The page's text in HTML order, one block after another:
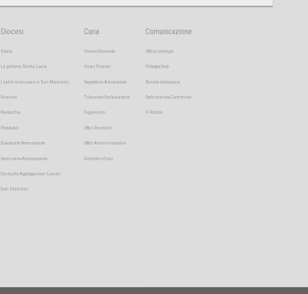
Diocesi
Storia
La patrona Santa Lucia
I santi siracusani e San Marciano
Vicariati
Parrocchie
Presbiteri
Diaconato Permanente
Seminario Arcivescovile
Consulta Aggregazioni Laicali
Dati Statistici
Curia
Vicario Generale
Vicari Foranei
Segreteria Arcivescovo
Tribunale Ecclesiastico
Organismi
Uffici Pastorali
Uffici Amministrativi
Contatti e Orari
Comunicazione
Ufficio stampa
Videogallery
Rivista diocesana
Settimanale Cammino
Il Portico